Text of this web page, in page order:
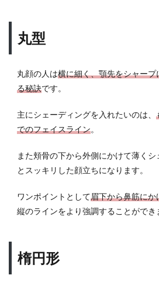
丸型
丸顔の人は横に細く、顎先をシャー
る秘訣です。
主にシェーディングを入れたいのは、
でのフェイスライン。
また頬骨の下から外側にかけて薄く
とスッキリした顔立ちになります。
ワンポイントとして眉下から鼻筋にか
縦のラインをより強調することができ
楕円形